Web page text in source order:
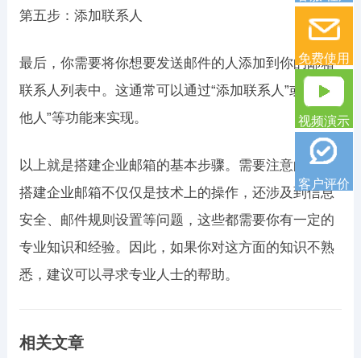
第五步：添加联系人
最后，你需要将你想要发送邮件的人添加到你的邮箱
联系人列表中。这通常可以通过“添加联系人”或“邀请
他人”等功能来实现。
以上就是搭建企业邮箱的基本步骤。需要注意的是，
搭建企业邮箱不仅仅是技术上的操作，还涉及到信息
安全、邮件规则设置等问题，这些都需要你有一定的
专业知识和经验。因此，如果你对这方面的知识不熟
悉，建议可以寻求专业人士的帮助。
相关文章
免费使用
视频演示
客户评价